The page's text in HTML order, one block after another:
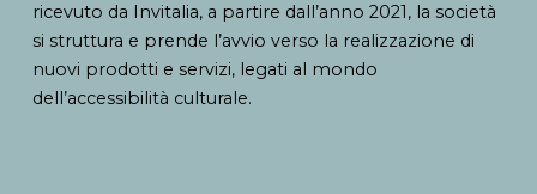
ricevuto da Invitalia, a partire dall’anno 2021, la società
si struttura e prende l’avvio verso la realizzazione di
nuovi prodotti e servizi, legati al mondo
dell’accessibilità culturale.